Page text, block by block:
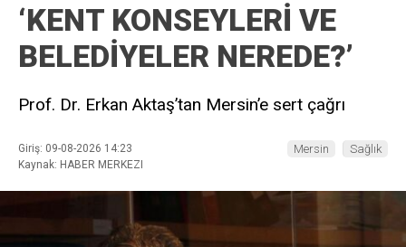
‘KENT KONSEYLERİ VE
BELEDİYELER NEREDE?’
Prof. Dr. Erkan Aktaş’tan Mersin’e sert çağrı
Giriş: 09-08-2026 14:23
Kaynak: HABER MERKEZI
Mersin Sağlık